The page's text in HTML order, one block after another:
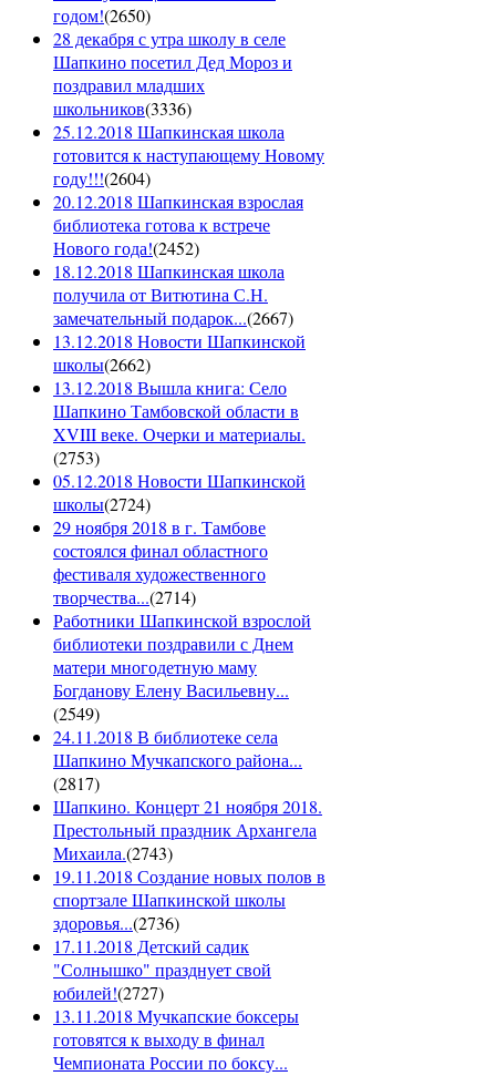
годом!(2650)
28 декабря с утра школу в селе
Шапкино посетил Дед Мороз и
поздравил младших
школьников(3336)
25.12.2018 Шапкинская школа
готовится к наступающему Новому
году!!!(2604)
20.12.2018 Шапкинская взрослая
библиотека готова к встрече
Нового года!(2452)
18.12.2018 Шапкинская школа
получила от Витютина С.Н.
замечательный подарок...(2667)
13.12.2018 Новости Шапкинской
школы(2662)
13.12.2018 Вышла книга: Село
Шапкино Тамбовской области в
XVIII веке. Очерки и материалы.
(2753)
05.12.2018 Новости Шапкинской
школы(2724)
29 ноября 2018 в г. Тамбове
состоялся финал областного
фестиваля художественного
творчества...(2714)
Работники Шапкинской взрослой
библиотеки поздравили с Днем
матери многодетную маму
Богданову Елену Васильевну...
(2549)
24.11.2018 В библиотеке села
Шапкино Мучкапского района...
(2817)
Шапкино. Концерт 21 ноября 2018.
Престольный праздник Архангела
Михаила.(2743)
19.11.2018 Создание новых полов в
спортзале Шапкинской школы
здоровья...(2736)
17.11.2018 Детский садик
"Солнышко" празднует свой
юбилей!(2727)
13.11.2018 Мучкапские боксеры
готовятся к выходу в финал
Чемпионата России по боксу...